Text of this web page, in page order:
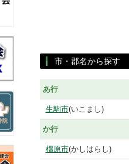
市・郡名から探す
あ行
生駒市(いこまし)
か行
橿原市(かしはらし)